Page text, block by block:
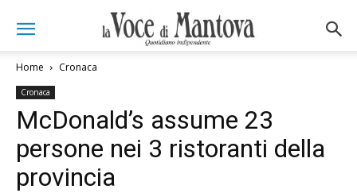
Home Cronaca
Cronaca
McDonald’s assume 23
persone nei 3 ristoranti della
provincia